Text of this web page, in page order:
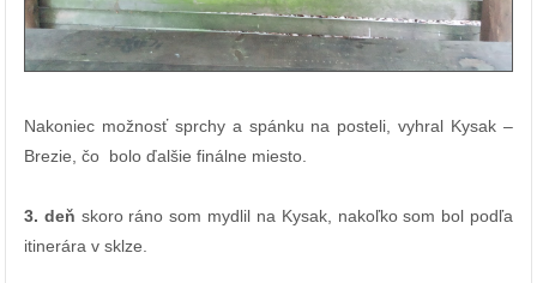
Nakoniec možnosť sprchy a spánku na posteli, vyhral Kysak –
Brezie, čo bolo ďalšie finálne miesto.
3. deň skoro ráno som mydlil na Kysak, nakoľko som bol podľa
itinerára v sklze.